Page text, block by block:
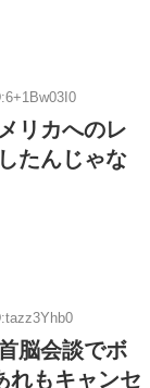
リカへのレ
たんじゃな
脳会談でボ
れもキャンセ